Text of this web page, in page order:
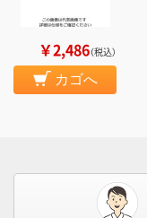
￥2,486（税込）
カゴへ